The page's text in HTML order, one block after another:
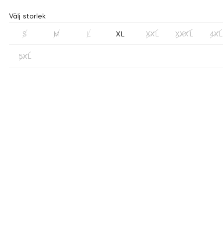
Välj storlek
S M L XL XXL XXXL 4XL
5XL